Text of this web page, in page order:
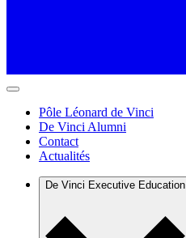
Pôle Léonard de Vinci
De Vinci Alumni
Contact
Actualités
De Vinci Executive Education